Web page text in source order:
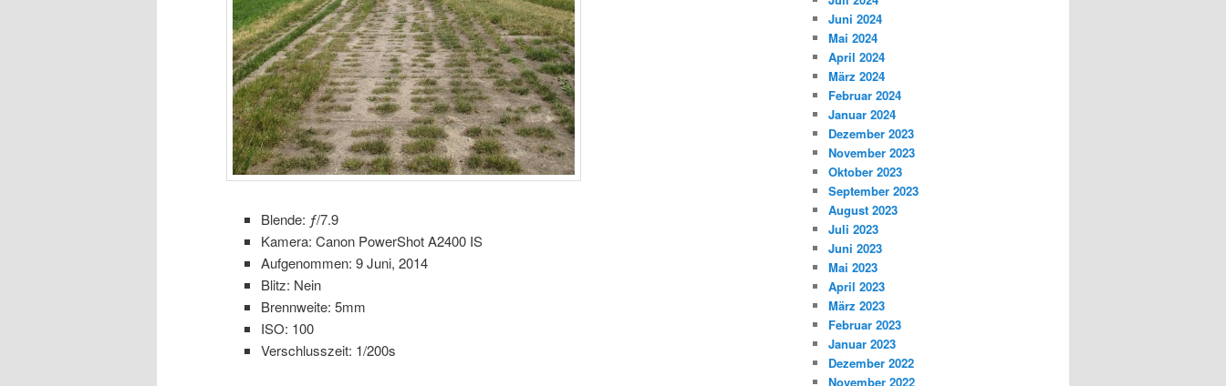
Blende: ƒ/7.9
Kamera: Canon PowerShot A2400 IS
Aufgenommen: 9 Juni, 2014
Blitz: Nein
Brennweite: 5mm
ISO: 100
Verschlusszeit: 1/200s
Juni 2024
Mai 2024
April 2024
März 2024
Februar 2024
Januar 2024
Dezember 2023
November 2023
Oktober 2023
September 2023
August 2023
Juli 2023
Juni 2023
Mai 2023
April 2023
März 2023
Februar 2023
Januar 2023
Dezember 2022
November 2022